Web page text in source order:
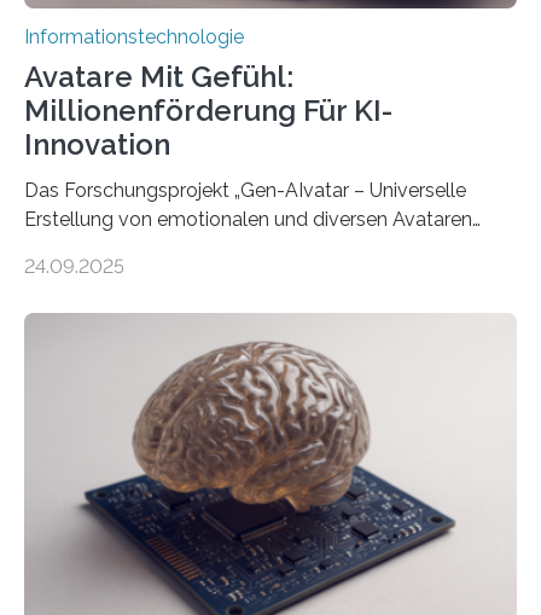
Informationstechnologie
Avatare Mit Gefühl:
Millionenförderung Für KI-
Innovation
Das Forschungsprojekt „Gen-AIvatar – Universelle
Erstellung von emotionalen und diversen Avataren
Förderung in Höhe von rund 2 Millionen Euro. Dabei
der Universität Bonn und der TH Köln gemeinsam mit
der MindPort GmbH eine neuartige, KI-gestützte
Lösung zur Erzeugung von Emotionen für realistische
Avatare. Gen-AIvatar entwickelt innovative und
kosteneffiziente Methoden, um lebensechte Avatare zu
erstellen. „Besonders wichtig ist uns eine ganzheitliche
Animation, bei der Stimme, Körperbewegung, Gestik
und Mimik im Einklang sind…
24.09.2025